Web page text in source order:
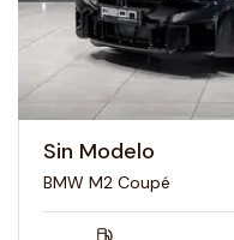
Sin Modelo
BMW M2 Coupé